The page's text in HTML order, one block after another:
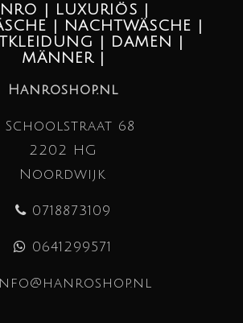
| LUXURIÖS |
| NACHTWÄSCHE |
| DAMEN |
MÄNNER |
Hanroshop.nl
Schoolstraat 68
2202 HG
Noordwijk
0718873109
0641299571